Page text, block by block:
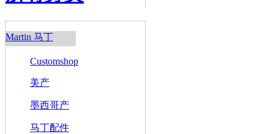
Martin 马丁
Customshop
美产
墨西哥产
马丁配件